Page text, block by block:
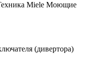
Miele Моющие
(дивертора)